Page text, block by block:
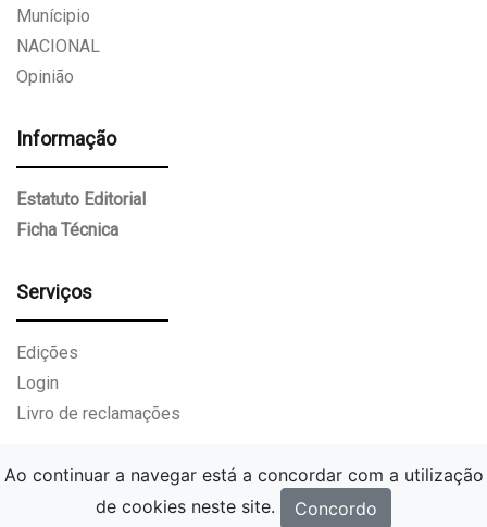
Munícipio
NACIONAL
Opinião
Informação
Estatuto Editorial
Ficha Técnica
Serviços
Edições
Login
Livro de reclamações
Gazeta Paços de Ferreira.Todos os direitos reservados.
Ao continuar a navegar está a concordar com a utilização
de cookies neste site.
Concordo